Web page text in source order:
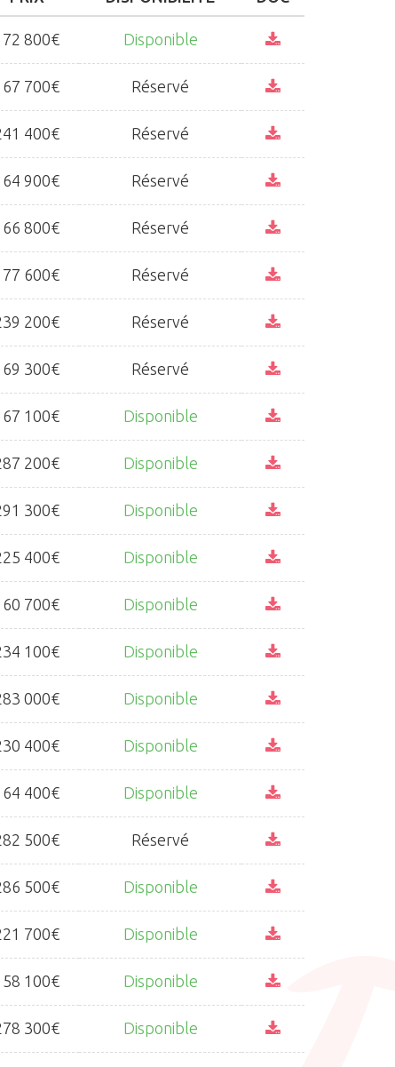
800€ Disponible
700€ Réservé
400€ Réservé
900€ Réservé
800€ Réservé
600€ Réservé
200€ Réservé
300€ Réservé
100€ Disponible
200€ Disponible
300€ Disponible
400€ Disponible
700€ Disponible
100€ Disponible
000€ Disponible
400€ Disponible
400€ Disponible
500€ Réservé
500€ Disponible
700€ Disponible
100€ Disponible
300€ Disponible